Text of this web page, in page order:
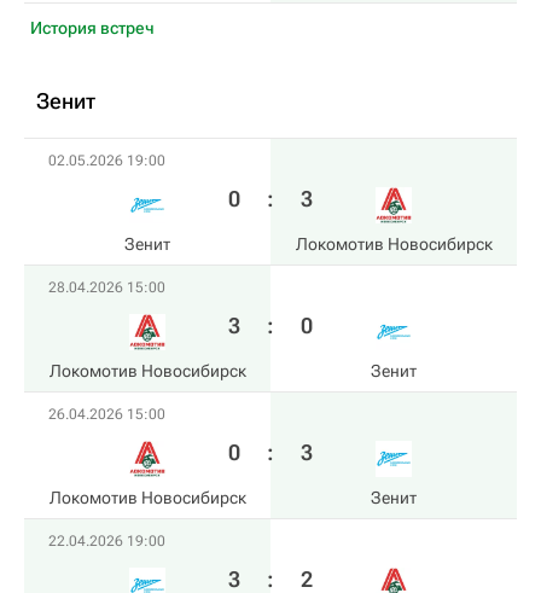
История встреч
Зенит
02.05.2026 19:00
Зенит
0 : 3
Локомотив Новосибирск
28.04.2026 15:00
Локомотив Новосибирск
3 : 0
Зенит
26.04.2026 15:00
Локомотив Новосибирск
0 : 3
Зенит
22.04.2026 19:00
3 : 2